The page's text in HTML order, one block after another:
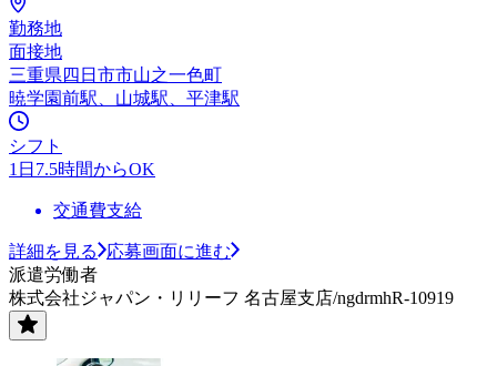
勤務地
面接地
三重県四日市市山之一色町
暁学園前駅、山城駅、平津駅
シフト
1日7.5時間からOK
交通費支給
詳細を見る
応募画面に進む
派遣労働者
株式会社ジャパン・リリーフ 名古屋支店/ngdrmhR-10919